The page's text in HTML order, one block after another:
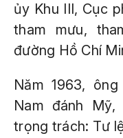
ủy Khu III, Cục
tham mưu,
đường Hồ Chí
Năm 1963,
Nam đánh
trọng trách: Tư